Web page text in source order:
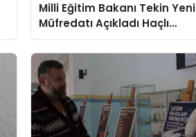
Milli Eğitim Bakanı Tekin Yeni
Müfredatı Açıkladı Haçlı
Seferleri Saldırı Oldu
Sömürgecilik Keşif Yerine
Geçti